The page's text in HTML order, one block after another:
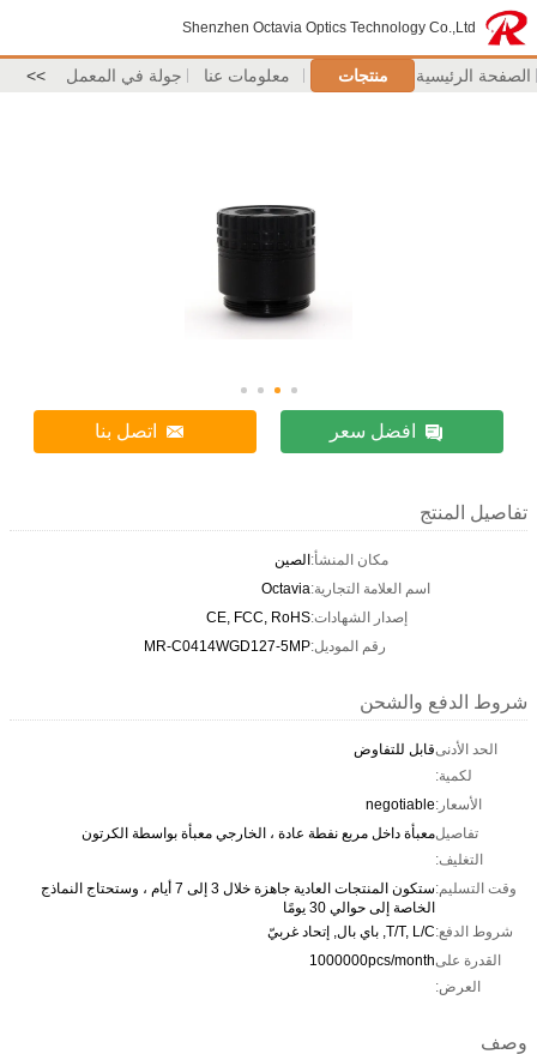
Shenzhen Octavia Optics Technology Co.,Ltd
الصفحة الرئيسية منتجات معلومات عنا جولة في المعمل >>
افضل سعر اتصل بنا
تفاصيل المنتج
مكان المنشأ:الصين
اسم العلامة التجارية:Octavia
إصدار الشهادات:CE, FCC, RoHS
رقم الموديل:MR-C0414WGD127-5MP
شروط الدفع والشحن
الحد الأدنى
لكمية:
قابل للتفاوض
الأسعار:negotiable
تفاصيل
التغليف:
معبأة داخل مربع نفطة عادة ، الخارجي معبأة بواسطة الكرتون
وقت التسليم:
ستكون المنتجات العادية جاهزة خلال 3 إلى 7 أيام ، وستحتاج النماذج
الخاصة إلى حوالي 30 يومًا
شروط الدفع:T/T, L/C, باي بال, إتحاد غربيّ
القدرة على
العرض:
1000000pcs/month
وصف